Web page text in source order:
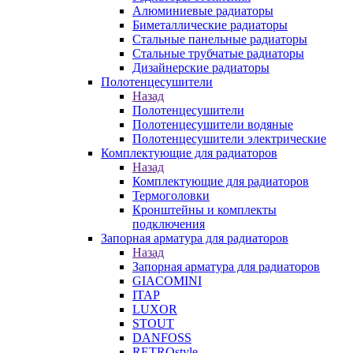
Алюминиевые радиаторы
Биметаллические радиаторы
Стальные панельные радиаторы
Стальные трубчатые радиаторы
Дизайнерские радиаторы
Полотенцесушители
Назад
Полотенцесушители
Полотенцесушители водяные
Полотенцесушители электрические
Комплектующие для радиаторов
Назад
Комплектующие для радиаторов
Термоголовки
Кронштейны и комплекты
подключения
Запорная арматура для радиаторов
Назад
Запорная арматура для радиаторов
GIACOMINI
ITAP
LUXOR
STOUT
DANFOSS